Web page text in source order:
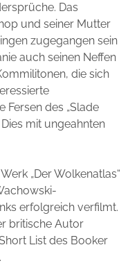
Das
und seiner Mutter
zugegangen sein
auch seinen Neffen
die sich
Fersen des „Slade
mit ungeahnten
„Der Wolkenatlas“
erfolgreich verfilmt.
britische Autor
List des Booker